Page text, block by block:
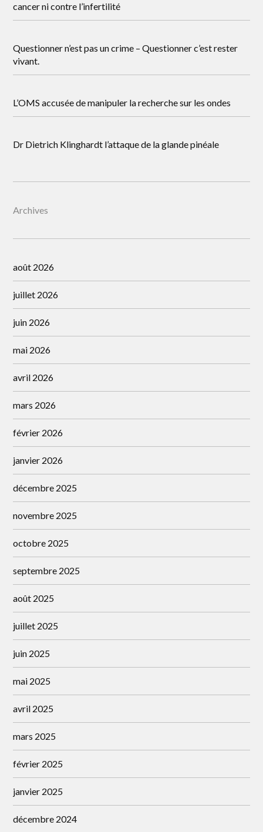
cancer ni contre l’infertilité
Questionner n’est pas un crime – Questionner c’est rester
vivant.
L’OMS accusée de manipuler la recherche sur les ondes
Dr Dietrich Klinghardt l’attaque de la glande pinéale
Archives
août 2026
juillet 2026
juin 2026
mai 2026
avril 2026
mars 2026
février 2026
janvier 2026
décembre 2025
novembre 2025
octobre 2025
septembre 2025
août 2025
juillet 2025
juin 2025
mai 2025
avril 2025
mars 2025
février 2025
janvier 2025
décembre 2024